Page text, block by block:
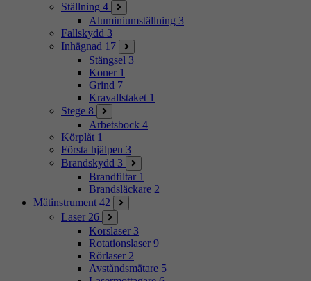
Ställning 4
Aluminiumställning 3
Fallskydd 3
Inhägnad 17
Stängsel 3
Koner 1
Grind 7
Kravallstaket 1
Stege 8
Arbetsbock 4
Körplåt 1
Första hjälpen 3
Brandskydd 3
Brandfiltar 1
Brandsläckare 2
Mätinstrument 42
Laser 26
Korslaser 3
Rotationslaser 9
Rörlaser 2
Avståndsmätare 5